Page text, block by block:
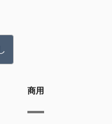
商用